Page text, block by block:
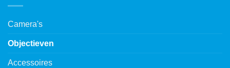
Camera's
Objectieven
Accessoires